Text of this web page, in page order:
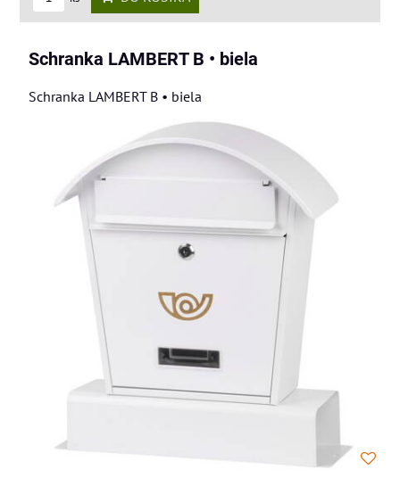
Schranka LAMBERT B • biela
Schranka LAMBERT B • biela